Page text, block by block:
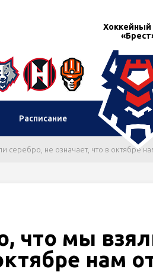
Хоккейный
Расписание
серебро, не означает, что в октябре
что мы
нам